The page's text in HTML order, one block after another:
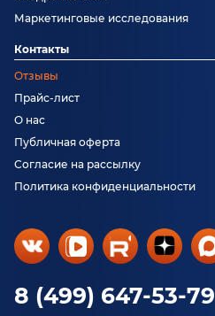
8 (499) 647-53-79
Маркетинговые исследования
Контакты
Отзывы
Прайс-лист
О нас
Публичная оферта
Согласие на рассылку
Политика конфиденциальности